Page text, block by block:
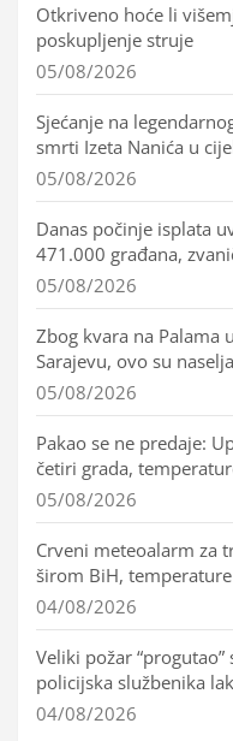
Otkriveno hoće li
poskupljenje struje
05/08/2026
Sjećanje na
smrti Izeta Nanića u
05/08/2026
Danas počinje isplata
471.000 građana,
05/08/2026
Zbog kvara na Palama
Sarajevu, ovo su
05/08/2026
Pakao se ne predaje:
četiri grada,
05/08/2026
Crveni meteoalarm za
širom BiH,
04/08/2026
Veliki požar
policijska službenika
04/08/2026